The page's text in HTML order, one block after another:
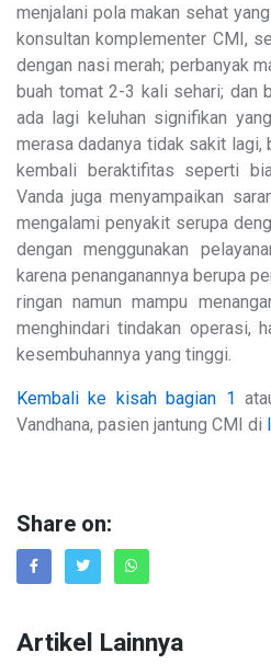
menjalani pola makan sehat
konsultan komplementer CMI,
dengan nasi merah; perbanyak
buah tomat 2-3 kali sehari; dan
ada lagi keluhan signifikan
merasa dadanya tidak sakit lagi,
kembali beraktifitas seperti
Vanda juga menyampaikan
mengalami penyakit serupa
dengan menggunakan
karena penanganannya berupa
ringan namun mampu
menghindari tindakan operasi,
kesembuhannya yang tinggi.
Kembali ke kisah bagian 1
Vandhana, pasien jantung CMI di
Share on:
Artikel Lainnya